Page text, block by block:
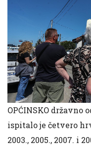
OPĆINSKO
ispitalo je četvero
2003., 2005., 2007. i